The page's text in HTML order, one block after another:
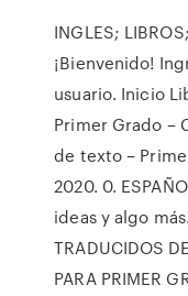
INGLES;
¡Bienvenido!
usuario. Inicio
Primer Grado –
de texto –
2020. 0.
ideas y algo
TRADUCIDOS
PARA PRIMER